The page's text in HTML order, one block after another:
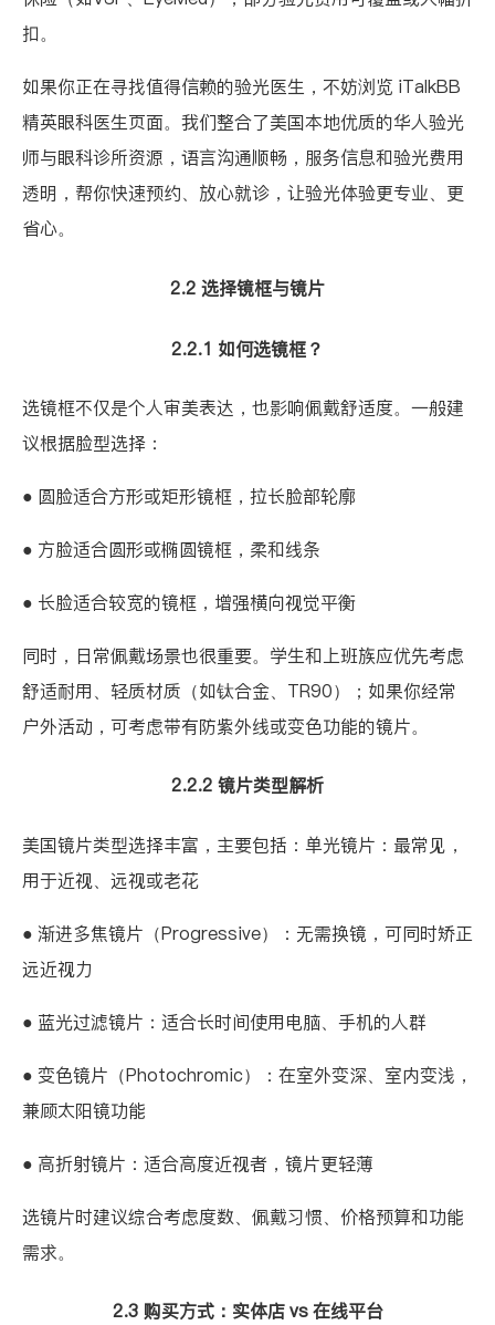
扣。
如果你正在寻找值得信赖的验光医生，不妨浏览 iTalkBB
精英眼科医生页面。我们整合了美国本地优质的华人验光
师与眼科诊所资源，语言沟通顺畅，服务信息和验光费用
透明，帮你快速预约、放心就诊，让验光体验更专业、更
省心。
2.2 选择镜框与镜片
2.2.1 如何选镜框？
选镜框不仅是个人审美表达，也影响佩戴舒适度。一般建
议根据脸型选择：
● 圆脸适合方形或矩形镜框，拉长脸部轮廓
● 方脸适合圆形或椭圆镜框，柔和线条
● 长脸适合较宽的镜框，增强横向视觉平衡
同时，日常佩戴场景也很重要。学生和上班族应优先考虑
舒适耐用、轻质材质（如钛合金、TR90）；如果你经常
户外活动，可考虑带有防紫外线或变色功能的镜片。
2.2.2 镜片类型解析
美国镜片类型选择丰富，主要包括：单光镜片：最常见，
用于近视、远视或老花
● 渐进多焦镜片（Progressive）：无需换镜，可同时矫正
远近视力
● 蓝光过滤镜片：适合长时间使用电脑、手机的人群
● 变色镜片（Photochromic）：在室外变深、室内变浅，
兼顾太阳镜功能
● 高折射镜片：适合高度近视者，镜片更轻薄
选镜片时建议综合考虑度数、佩戴习惯、价格预算和功能
需求。
2.3 购买方式：实体店 vs 在线平台